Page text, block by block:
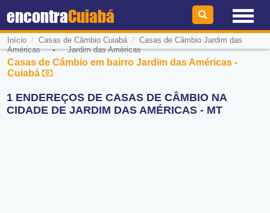
encontraCuiabá
Início / Casas de Câmbio Cuiabá/ Casas de Câmbio Jardim das
Américas-Jardim das Américas
Casas de Câmbio em bairro Jardim das Américas -
Cuiabá
1 ENDEREÇOS DE CASAS DE CÂMBIO NA
CIDADE DE JARDIM DAS AMÉRICAS - MT